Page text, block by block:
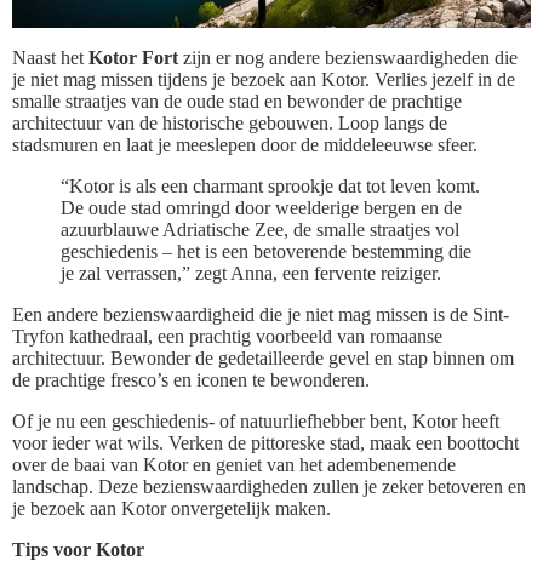
Naast het Kotor Fort zijn er nog andere bezienswaardigheden die
je niet mag missen tijdens je bezoek aan Kotor. Verlies jezelf in de
smalle straatjes van de oude stad en bewonder de prachtige
architectuur van de historische gebouwen. Loop langs de
stadsmuren en laat je meeslepen door de middeleeuwse sfeer.
“Kotor is als een charmant sprookje dat tot leven komt.
De oude stad omringd door weelderige bergen en de
azuurblauwe Adriatische Zee, de smalle straatjes vol
geschiedenis – het is een betoverende bestemming die
je zal verrassen,” zegt Anna, een fervente reiziger.
Een andere bezienswaardigheid die je niet mag missen is de Sint-
Tryfon kathedraal, een prachtig voorbeeld van romaanse
architectuur. Bewonder de gedetailleerde gevel en stap binnen om
de prachtige fresco’s en iconen te bewonderen.
Of je nu een geschiedenis- of natuurliefhebber bent, Kotor heeft
voor ieder wat wils. Verken de pittoreske stad, maak een boottocht
over de baai van Kotor en geniet van het adembenemende
landschap. Deze bezienswaardigheden zullen je zeker betoveren en
je bezoek aan Kotor onvergetelijk maken.
Tips voor Kotor